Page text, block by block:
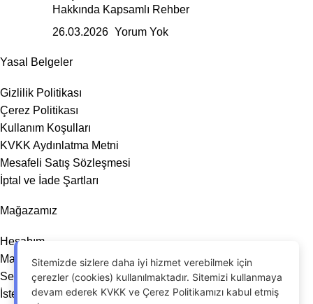
Hakkında Kapsamlı Rehber
26.03.2026 Yorum Yok
Yasal Belgeler
Gizlilik Politikası
Çerez Politikası
Kullanım Koşulları
KVKK Aydınlatma Metni
Mesafeli Satış Sözleşmesi
İptal ve İade Şartları
Mağazamız
Hesabım
Mağaza
Sepet
İstek Listesi
Sitemizde sizlere daha iyi hizmet verebilmek için
çerezler (cookies) kullanılmaktadır. Sitemizi kullanmaya
devam ederek KVKK ve Çerez Politikamızı kabul etmiş